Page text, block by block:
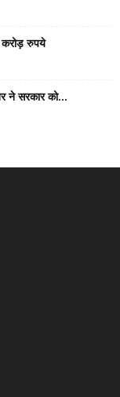
करोड़ रुपये
ने सरकार को...